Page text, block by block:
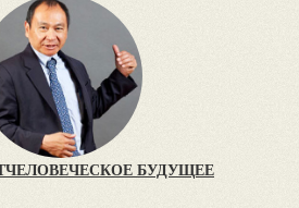
БУДУЩЕЕ